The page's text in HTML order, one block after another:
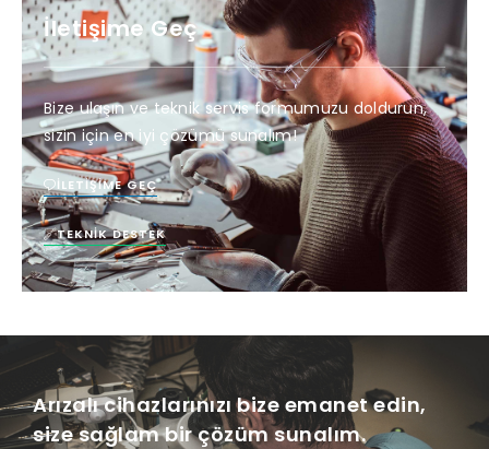
İletişime Geç
Bize ulaşın ve teknik servis formumuzu doldurun,
sizin için en iyi çözümü sunalım!
İLETIŞIME GEÇ
TEKNIK DESTEK
Arızalı cihazlarınızı bize emanet edin,
size sağlam bir çözüm sunalım.